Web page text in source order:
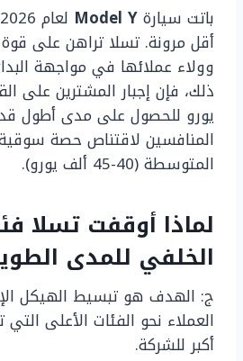
باتت سيارةModel Y
أقل مرونة. تسلا تراهن على قوة
وولاء عملائها في مواجهة
يورو للحصول على مدى أطول قد
المنافسين لاقتناص حصة
المتوسطة (40-45 ألف يورو).
لماذا أوقفت تسلا
الخلفي للمدى
ج: الهدف هو تبسيط الهيكل
العملاء نحو الفئات الأعلى
أكبر للشركة.